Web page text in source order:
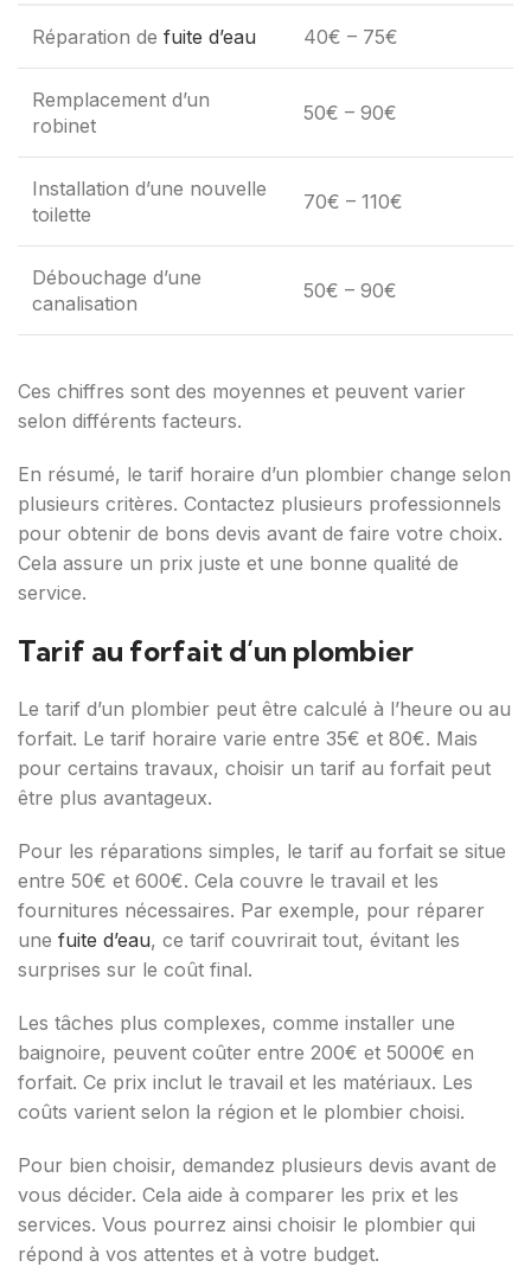
Réparation de fuite d’eau 40€ – 75€
Remplacement d’un
robinet
50€ – 90€
Installation d’une nouvelle
toilette
70€ – 110€
Débouchage d’une
canalisation
50€ – 90€
Ces chiffres sont des moyennes et peuvent varier
selon différents facteurs.
En résumé, le tarif horaire d’un plombier change selon
plusieurs critères. Contactez plusieurs professionnels
pour obtenir de bons devis avant de faire votre choix.
Cela assure un prix juste et une bonne qualité de
service.
Tarif au forfait d’un plombier
Le tarif d’un plombier peut être calculé à l’heure ou au
forfait. Le tarif horaire varie entre 35€ et 80€. Mais
pour certains travaux, choisir un tarif au forfait peut
être plus avantageux.
Pour les réparations simples, le tarif au forfait se situe
entre 50€ et 600€. Cela couvre le travail et les
fournitures nécessaires. Par exemple, pour réparer
une fuite d’eau, ce tarif couvrirait tout, évitant les
surprises sur le coût final.
Les tâches plus complexes, comme installer une
baignoire, peuvent coûter entre 200€ et 5000€ en
forfait. Ce prix inclut le travail et les matériaux. Les
coûts varient selon la région et le plombier choisi.
Pour bien choisir, demandez plusieurs devis avant de
vous décider. Cela aide à comparer les prix et les
services. Vous pourrez ainsi choisir le plombier qui
répond à vos attentes et à votre budget.